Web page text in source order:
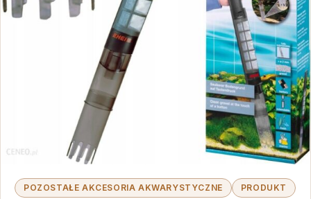
POZOSTAŁE AKCESORIA AKWARYSTYCZNE PRODUKT